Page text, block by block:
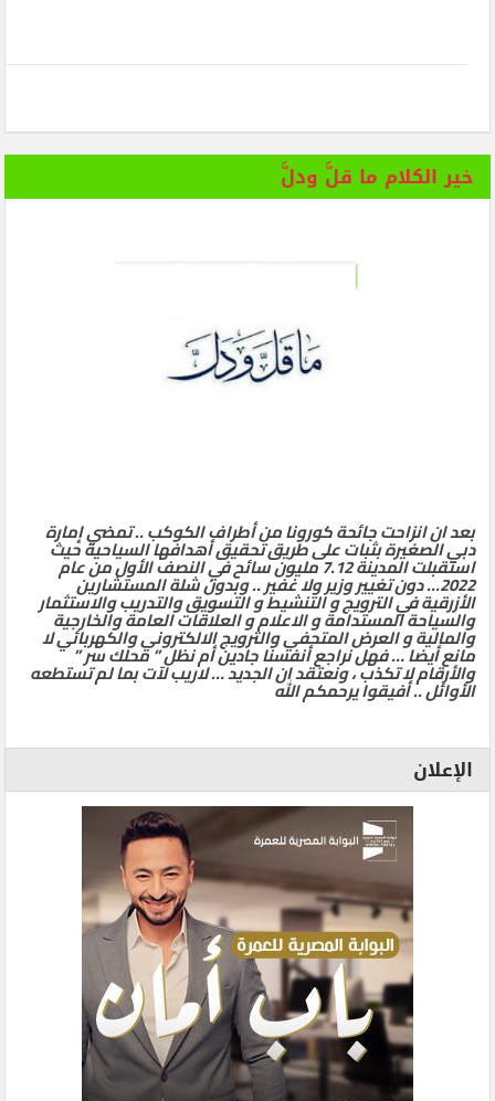
خير الكلام ما قلَّ ودلَّ
بعد ان انزاحت جائحة كورونا من أطراف الكوكب .. تمضي إمارة
دبي الصغيرة بثبات على طريق تحقيق أهدافها السياحية حيث
استقبلت المدينة 7.12 مليون سائح في النصف الأول من عام
2022… دون تغيير وزير ولا غفير .. وبدون شلة المستشارين
الأزرقية في الترويج و التنشيط و التسويق والتدريب والاستثمار
والسياحة المستدامة و الاعلام و العلاقات العامة والخارجية
والمالية و العرض المتحفي والترويج الالكتروني والكهربائي لا
مانع أيضا … فهل نراجع أنفسنا جادين أم نظل ” محلك سر ”
والأرقام لا تكذب ، ونعتقد ان الجديد … لاريب لآت بما لم تستطعه
الأوائل .. أفيقوا يرحمكم الله
الإعلان